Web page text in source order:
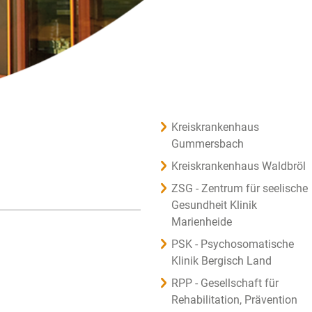
Kreiskrankenhaus
Gummersbach
Kreiskrankenhaus Waldbröl
ZSG - Zentrum für seelische
Gesundheit Klinik
Marienheide
PSK - Psychosomatische
Klinik Bergisch Land
RPP - Gesellschaft für
Rehabilitation, Prävention